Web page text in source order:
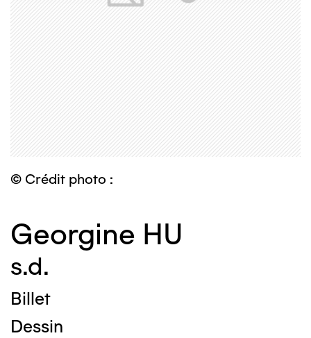
© Crédit photo :
Georgine HU
s.d.
Billet
Dessin